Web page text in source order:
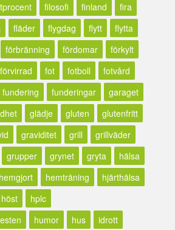
filosofi finland
fira
fläder flygdag flytt
flytta
förbränning fördomar
förkylt
förvirrad fot fotboll
fotvård
fundering funderingar
garaget
glädje gluten
glutenfritt
graviditet grill
grillväder
grupper grynet gryta
hälsa
hemgjort hemträning
hjärthälsa
höst
hplc
humor hus idrott